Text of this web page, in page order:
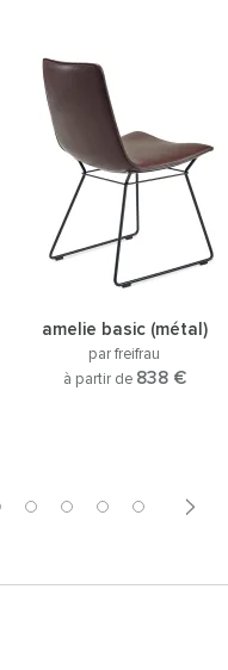
amelie basic (métal)
par freifrau
à partir de 838 €